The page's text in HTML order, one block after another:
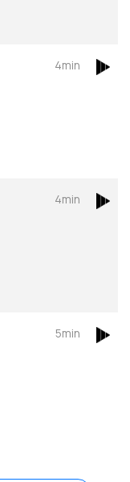
4min
4min
5min